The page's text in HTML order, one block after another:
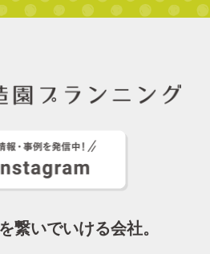
繋いでいける会社。